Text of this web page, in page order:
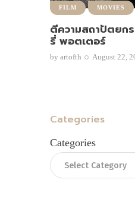
FILM MOVIES
ตีความสถาปัตยก
รี่ พอตเตอร์
by artofth August 22,
Categories
Categories